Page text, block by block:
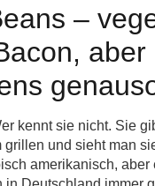
–
aber
kennt sie nicht. Sie
grillen und sieht man
amerikanisch, aber